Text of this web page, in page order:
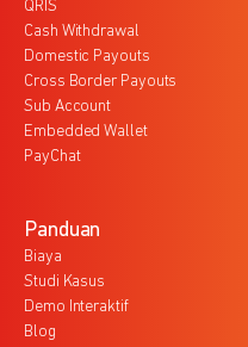
QRIS
Cash Withdrawal
Domestic Payouts
Cross Border Payouts
Sub Account
Embedded Wallet
PayChat
Panduan
Biaya
Studi Kasus
Demo Interaktif
Blog